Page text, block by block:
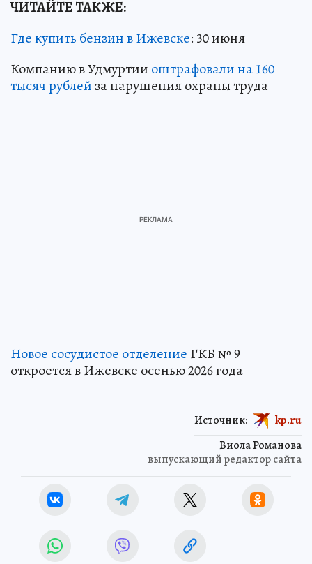
ЧИТАЙТЕ ТАКЖЕ:
Где купить бензин в Ижевске: 30 июня
Компанию в Удмуртии оштрафовали на 160
тысяч рублей за нарушения охраны труда
Новое сосудистое отделение ГКБ № 9
откроется в Ижевске осенью 2026 года
Виола Романова
выпускающий редактор сайта
Источник: kp.ru